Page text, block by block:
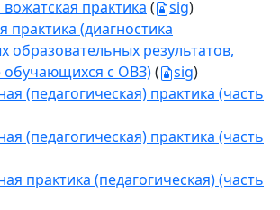
практика ( sig)
практика (диагностика
образовательных результатов,
с ОВЗ)( sig)
(педагогическая) практика (часть
(педагогическая) практика (часть
практика (педагогическая) (часть